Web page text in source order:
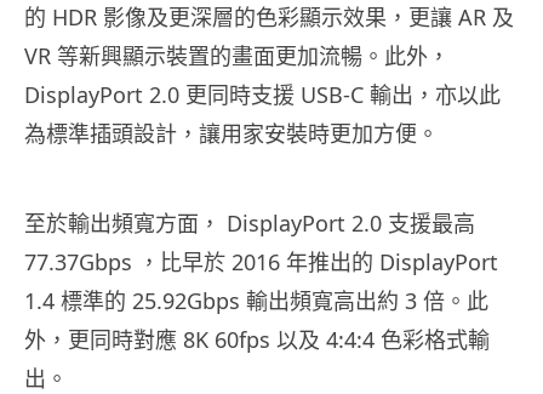
的 HDR 影像及更深層的色彩顯示效果，更讓 AR 及
VR 等新興顯示裝置的畫面更加流暢。此外，
DisplayPort 2.0 更同時支援 USB-C 輸出，亦以此
為標準插頭設計，讓用家安裝時更加方便。
至於輸出頻寬方面， DisplayPort 2.0 支援最高
77.37Gbps ，比早於 2016 年推出的 DisplayPort
1.4 標準的 25.92Gbps 輸出頻寬高出約 3 倍。此
外，更同時對應 8K 60fps 以及 4:4:4 色彩格式輸
出。